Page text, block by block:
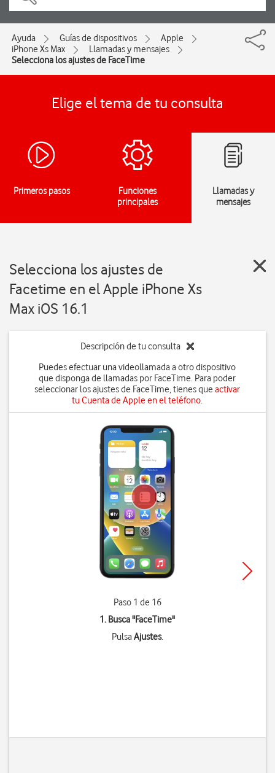
Ayuda Guías de dispositivos
Apple
iPhone Xs Max
Llamadas y mensajes
Selecciona los ajustes de FaceTime
Elige el tema de tu consulta
Primeros pasos
Funciones
principales
Llamadas y
mensajes
Selecciona los ajustes de
Facetime en el Apple iPhone Xs
Max iOS 16.1
Descripción de tu consulta
Puedes efectuar una videollamada a otro dispositivo
que disponga de llamadas por FaceTime. Para poder
seleccionar los ajustes de FaceTime, tienes queactivar
tu Cuenta de Apple en el teléfono.
Paso 1 de 16
1. Busca "FaceTime"
PulsaAjustes.